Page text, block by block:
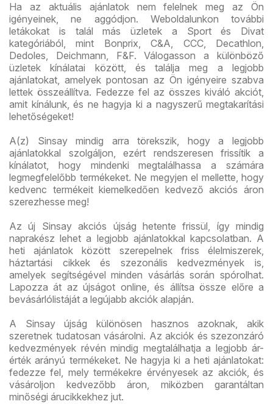
Ha az aktuális ajánlatok nem felelnek meg az Ön
igényeinek, ne aggódjon. Weboldalunkon további
letákokat is talál más üzletek a Sport és Divat
kategóriából, mint Bonprix, C&A, CCC, Decathlon,
Dedoles, Deichmann, F&F. Válogasson a különböző
üzletek kínálatai között, és találja meg a legjobb
ajánlatokat, amelyek pontosan az Ön igényeire szabva
lettek összeállítva. Fedezze fel az összes kiváló akciót,
amit kínálunk, és ne hagyja ki a nagyszerű megtakarítási
lehetőségeket!
A(z) Sinsay mindig arra törekszik, hogy a legjobb
ajánlatokkal szolgáljon, ezért rendszeresen frissítik a
kínálatot, hogy mindenki megtalálhassa a számára
legmegfelelőbb termékeket. Ne megyjen el mellette, hogy
kedvenc termékeit kiemelkedően kedvező akciós áron
szerezhesse meg!
Az új Sinsay akciós újság hetente frissül, így mindig
naprakész lehet a legjobb ajánlatokkal kapcsolatban. A
heti ajánlatok között szerepelnek friss élelmiszerek,
háztartási cikkek és szezonális kedvezmények is,
amelyek segítségével minden vásárlás során spórolhat.
Lapozza át az újságot online, és állítsa össze előre a
bevásárlólistáját a legújabb akciók alapján.
A Sinsay újság különösen hasznos azoknak, akik
szeretnek tudatosan vásárolni. Az akciók és szezonzáró
kedvezmények révén mindig megtalálhatja a legjobb ár-
érték arányú termékeket. Ne hagyja ki a heti ajánlatokat:
fedezze fel, mely termékekre érvényesek az akciók, és
vásároljon kedvezőbb áron, miközben garantáltan
minőségi árucikkekhez jut.